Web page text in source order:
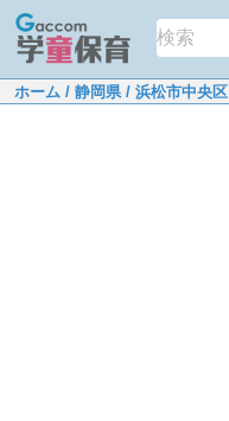
ホーム / 静岡県/ 浜松市中央区